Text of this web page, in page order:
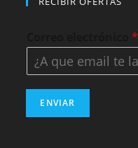
Correo electrónico*
ENVIAR